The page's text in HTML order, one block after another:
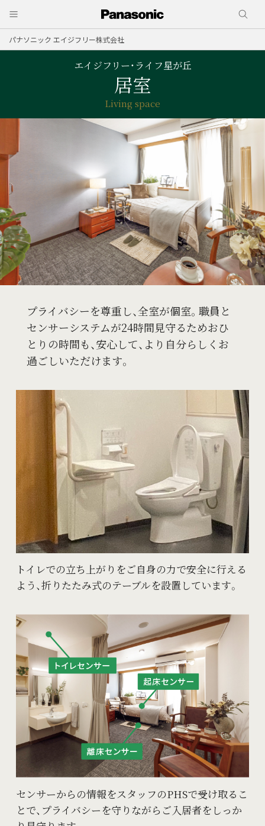
パナソニック エイジフリー株式会社
エイジフリー・ライフ星が丘
居室
Living space
プライバシーを尊重し、全室が個室。 職員と
センサーシステムが24時間見守るためおひ
とりの時間も、安心して、より自分らしくお
過ごしいただけます。
トイレでの立ち上がりをご自身の力で安全に行える
よう、折りたたみ式のテーブルを設置しています。
センサーからの情報をスタッフのPHSで受け取るこ
とで、プライバシーを守りながらご入居者をしっか